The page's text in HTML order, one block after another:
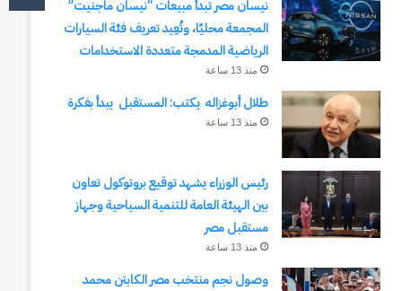
نيسان مصر تبدأ مبيعات “نيسان ماجنيت”
المجمعة محليًا، وتُعِيد تعريف فئة السيارات
الرياضية المدمجة متعددة الاستخدامات
منذ 13 ساعة
طلال أبوغزاله يكتب: المستقبل يبدأ بفكرة
منذ 13 ساعة
رئيس الوزراء يشهد توقيع بروتوكول تعاون
بين الهيئة العامة للتنمية السياحية وجهاز
مستقبل مصر
منذ 13 ساعة
وصول نجم منتخب مصر الكابتن محمد